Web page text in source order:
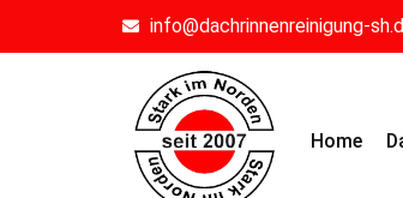
info@dachrinnenreinigung-
Home